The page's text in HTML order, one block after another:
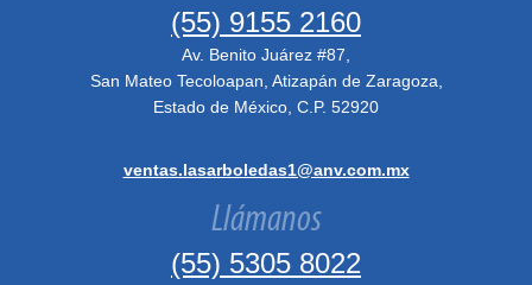
(55) 9155 2160
Av. Benito Juárez #87,
San Mateo Tecoloapan, Atizapán de Zaragoza,
Estado de México, C.P. 52920
ventas.lasarboledas1@anv.com.mx
Llámanos
(55) 5305 8022